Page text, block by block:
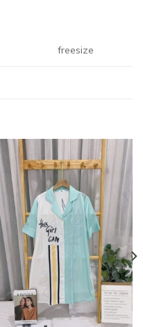
freesize